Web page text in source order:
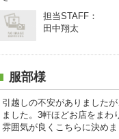
担当STAFF：
田中翔太
服部様
引越しの不安がありました
ました。3軒ほどお店をまわ
雰囲気が良くこちらに決め